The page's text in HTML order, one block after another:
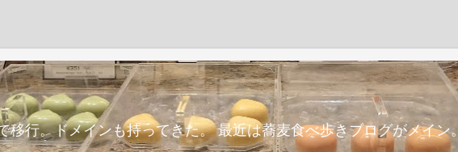
行。ドメインも持ってきた。 最近は蕎麦食べ歩きブログがメイン。